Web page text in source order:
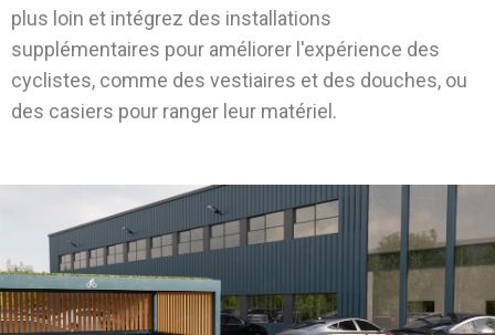
plus loin et intégrez des installations
supplémentaires pour améliorer l'expérience des
cyclistes, comme des vestiaires et des douches, ou
des casiers pour ranger leur matériel .